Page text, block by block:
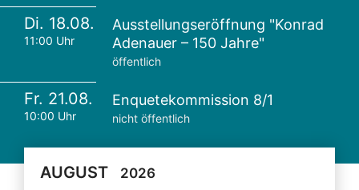
Di. 18.08.
11:00 Uhr
Ausstellungseröffnung "Konrad
Adenauer – 150 Jahre"
öffentlich
Fr. 21.08.
10:00 Uhr
Enquetekommission 8/1
nicht öffentlich
AUGUST 2026